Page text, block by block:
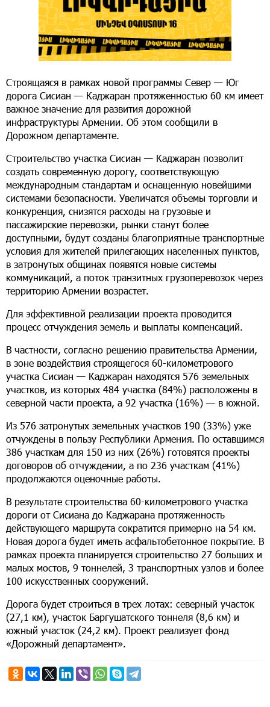
Строящаяся в рамках новой программы Север — Юг
дорога Сисиан — Каджаран протяженностью 60 км имеет
важное значение для развития дорожной
инфраструктуры Армении. Об этом сообщили в
Дорожном департаменте.
Строительство участка Сисиан — Каджаран позволит
создать современную дорогу, соответствующую
международным стандартам и оснащенную новейшими
системами безопасности. Увеличатся объемы торговли и
конкуренция, снизятся расходы на грузовые и
пассажирские перевозки, рынки станут более
доступными, будут созданы благоприятные транспортные
условия для жителей прилегающих населенных пунктов,
в затронутых общинах появятся новые системы
коммуникаций, а поток транзитных грузоперевозок через
территорию Армении возрастет.
Для эффективной реализации проекта проводится
процесс отчуждения земель и выплаты компенсаций.
В частности, согласно решению правительства Армении,
в зоне воздействия строящегося 60-километрового
участка Сисиан — Каджаран находятся 576 земельных
участков, из которых 484 участка (84%) расположены в
северной части проекта, а 92 участка (16%) — в южной.
Из 576 затронутых земельных участков 190 (33%) уже
отчуждены в пользу Республики Армения. По оставшимся
386 участкам для 150 из них (26%) готовятся проекты
договоров об отчуждении, а по 236 участкам (41%)
продолжаются оценочные работы.
В результате строительства 60-километрового участка
дороги от Сисиана до Каджарана протяженность
действующего маршрута сократится примерно на 54 км.
Новая дорога будет иметь асфальтобетонное покрытие. В
рамках проекта планируется строительство 27 больших и
малых мостов, 9 тоннелей, 3 транспортных узлов и более
100 искусственных сооружений.
Дорога будет строиться в трех лотах: северный участок
(27,1 км), участок Баргушатского тоннеля (8,6 км) и
южный участок (24,2 км). Проект реализует фонд
«Дорожный департамент».